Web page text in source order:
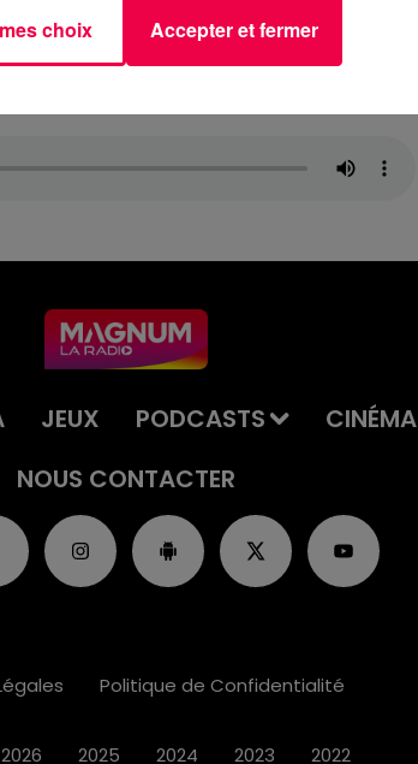
JEUX PODCASTS CINÉMA
NOUS CONTACTER
Politique de Confidentialité
2026 2025 2024 2023 2022
choix Accepter et fermer